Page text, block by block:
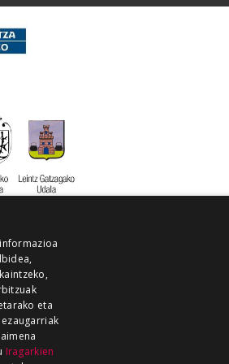
eta
Iragarkien